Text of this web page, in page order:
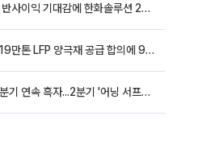
美 태양광 관세 반사이익 기대감에 한화솔루션 20%대·OCI홀딩스 14%대 급등
포스코퓨처엠, 19만톤 LFP 양극재 공급 합의에 9%대 강세
고려아연, 106분기 연속 흑자...2분기 '어닝 서프라이즈'에 장 초반 12%대 강세